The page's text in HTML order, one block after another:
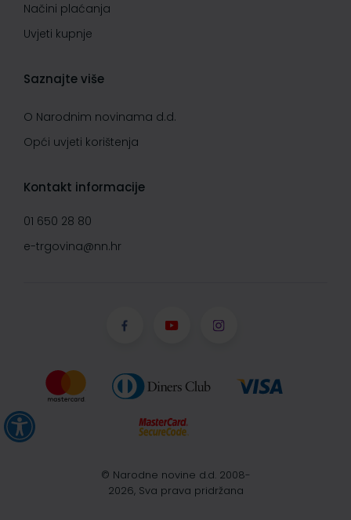
Načini plaćanja
Uvjeti kupnje
Saznajte više
O Narodnim novinama d.d.
Opći uvjeti korištenja
Kontakt informacije
01 650 28 80
e-trgovina@nn.hr
© Narodne novine d.d. 2008-
2026, Sva prava pridržana